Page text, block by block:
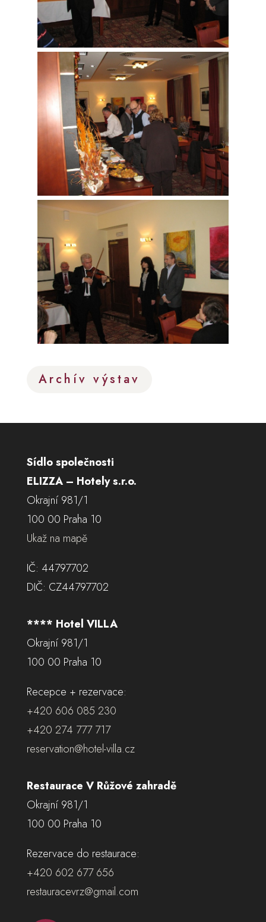
Archív výstav
Sídlo společnosti
ELIZZA – Hotely s.r.o.
Okrajní 981/1
100 00 Praha 10
Ukaž na mapě
IČ: 44797702
DIČ: CZ44797702
**** Hotel VILLA
Okrajní 981/1
100 00 Praha 10
Recepce + rezervace:
+420 606 085 230
+420 274 777 717
reservation@hotel-villa.cz
Restaurace V Růžové zahradě
Okrajní 981/1
100 00 Praha 10
Rezervace do restaurace:
+420 602 677 656
restauracevrz@gmail.com